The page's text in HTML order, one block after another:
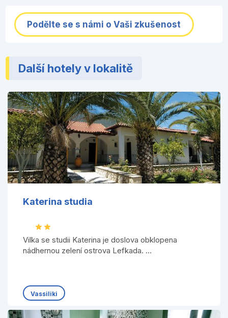
Podělte se s námi o Vaši zkušenost
Další hotely v lokalitě
Katerina studia
Vilka se studii Katerina je doslova obklopena
nádhernou zelení ostrova Lefkada. ...
Vassiliki